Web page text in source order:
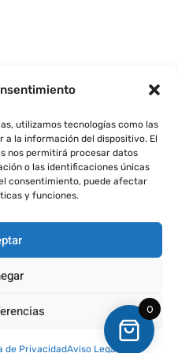
utilizamos tecnologías como las
a la información del dispositivo. El
nos permitirá procesar datos
o las identificaciones únicas
consentimiento, puede afectar
y funciones.
de PrivacidadAviso Legal
Coches. Todos los derechos
Política de Cookies
de Envío y Devoluciones
Diseño web Alicante
0